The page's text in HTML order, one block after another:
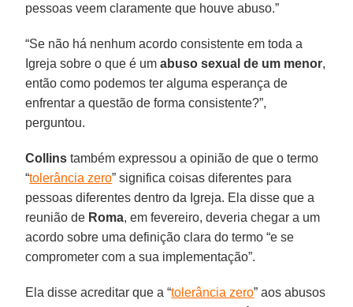
pessoas veem claramente que houve abuso.”
“Se não há nenhum acordo consistente em toda a
Igreja sobre o que é umabuso sexual de um menor,
então como podemos ter alguma esperança de
enfrentar a questão de forma consistente?”,
perguntou.
Collins também expressou a opinião de que o termo
“tolerância zero” significa coisas diferentes para
pessoas diferentes dentro da Igreja. Ela disse que a
reunião de Roma, em fevereiro, deveria chegar a um
acordo sobre uma definição clara do termo “e se
comprometer com a sua implementação”.
Ela disse acreditar que a “tolerância zero” aos abusos